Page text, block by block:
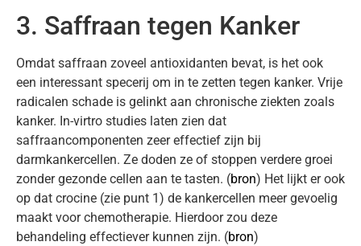
3. Saffraan tegen Kanker
Omdat saffraan zoveel antioxidanten bevat, is het ook
een interessant specerij om in te zetten tegen kanker. Vrije
radicalen schade is gelinkt aan chronische ziekten zoals
kanker. In-virtro studies laten zien dat
saffraancomponenten zeer effectief zijn bij
darmkankercellen. Ze doden ze of stoppen verdere groei
zonder gezonde cellen aan te tasten. (bron) Het lijkt er ook
op dat crocine (zie punt 1) de kankercellen meer gevoelig
maakt voor chemotherapie. Hierdoor zou deze
behandeling effectiever kunnen zijn. (bron)